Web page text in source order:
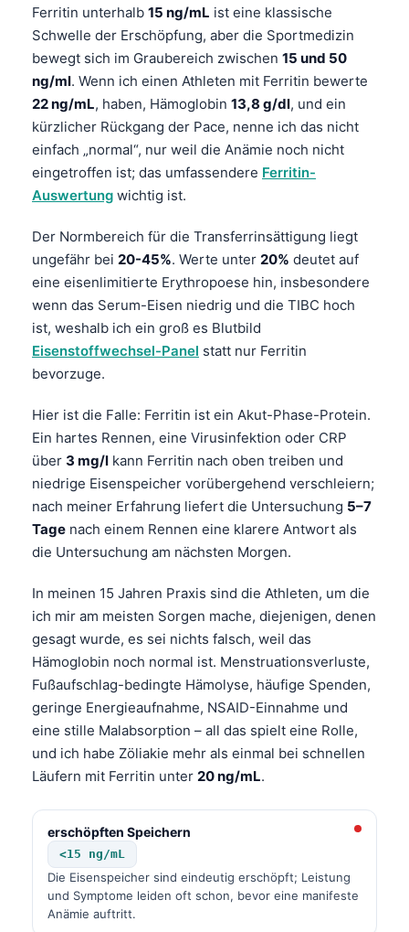
Ferritin unterhalb 15 ng/mL ist eine klassische
Schwelle der Erschöpfung, aber die Sportmedizin
bewegt sich im Graubereich zwischen 15 und 50
ng/ml. Wenn ich einen Athleten mit Ferritin bewerte
22 ng/mL, haben, Hämoglobin 13,8 g/dl, und ein
kürzlicher Rückgang der Pace, nenne ich das nicht
einfach „normal“, nur weil die Anämie noch nicht
eingetroffen ist; das umfassendere Ferritin-
Auswertung wichtig ist.
Der Normbereich für die Transferrinsättigung liegt
ungefähr bei 20-45%. Werte unter 20% deutet auf
eine eisenlimitierte Erythropoese hin, insbesondere
wenn das Serum-Eisen niedrig und die TIBC hoch
ist, weshalb ich ein groß es Blutbild
Eisenstoffwechsel-Panel statt nur Ferritin
bevorzuge.
Hier ist die Falle: Ferritin ist ein Akut-Phase-Protein.
Ein hartes Rennen, eine Virusinfektion oder CRP
über 3 mg/l kann Ferritin nach oben treiben und
niedrige Eisenspeicher vorübergehend verschleiern;
nach meiner Erfahrung liefert die Untersuchung 5–7
Tage nach einem Rennen eine klarere Antwort als
die Untersuchung am nächsten Morgen.
In meinen 15 Jahren Praxis sind die Athleten, um die
ich mir am meisten Sorgen mache, diejenigen, denen
gesagt wurde, es sei nichts falsch, weil das
Hämoglobin noch normal ist. Menstruationsverluste,
Fußaufschlag-bedingte Hämolyse, häufige Spenden,
geringe Energieaufnahme, NSAID-Einnahme und
eine stille Malabsorption – all das spielt eine Rolle,
und ich habe Zöliakie mehr als einmal bei schnellen
Läufern mit Ferritin unter 20 ng/mL.
erschöpften Speichern
<15 ng/mL
Die Eisenspeicher sind eindeutig erschöpft; Leistung
und Symptome leiden oft schon, bevor eine manifeste
Anämie auftritt.